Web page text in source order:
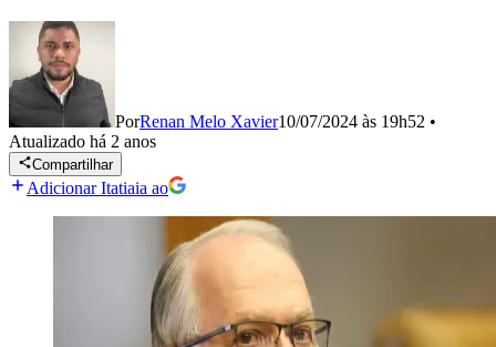
PorRenan Melo Xavier10/07/2024 às 19h52 •
Atualizado há 2 anos
Compartilhar
Adicionar Itatiaia ao